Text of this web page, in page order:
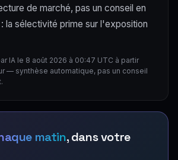
de marché, pas un conseil en
la sélectivité prime sur l'exposition
IA le 8 août 2026 à 00:47 UTC à partir
— synthèse automatique, pas un conseil
matin, dans votre